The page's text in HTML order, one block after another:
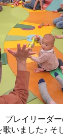
プレイリーダ
歌いました♪